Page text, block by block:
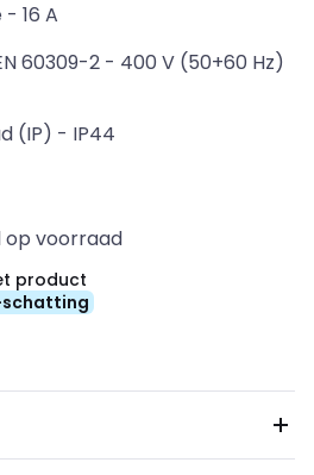
- 16 A
60309-2- 400 V (50+60 Hz)
(IP) - IP44
op voorraad
product
schatting